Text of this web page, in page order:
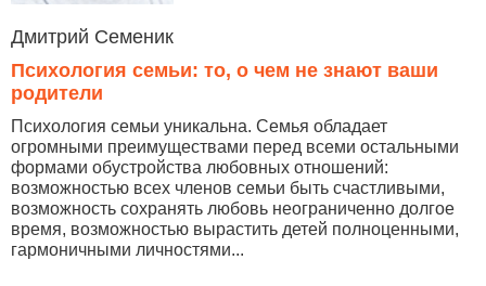
Дмитрий Семеник
Психология семьи: то, о чем не знают ваши
родители
Психология семьи уникальна. Семья обладает
огромными преимуществами перед всеми остальными
формами обустройства любовных отношений:
возможностью всех членов семьи быть счастливыми,
возможность сохранять любовь неограниченно долгое
время, возможностью вырастить детей полноценными,
гармоничными личностями...